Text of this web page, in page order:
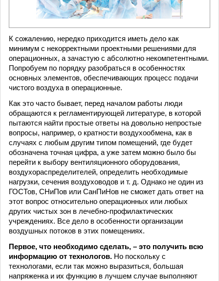
К сожалению, нередко приходится иметь дело как
минимум с некорректными проектными решениями для
операционных, а зачастую с абсолютно некомпетентными.
Попробуем по порядку разобраться в особенностях
основных элементов, обеспечивающих процесс подачи
чистого воздуха в операционные.
Как это часто бывает, перед началом работы люди
обращаются к регламентирующей литературе, в которой
пытаются найти простые ответы на довольно непростые
вопросы, например, о кратности воздухообмена, как в
случаях с любым другим типом помещений, где будет
обозначена точная цифра, а уже затем можно было бы
перейти к выбору вентиляционного оборудования,
воздухораспределителей, определить необходимые
нагрузки, сечения воздуховодов и т. д. Однако не один из
ГОСТов, СНиПов или СанПиНов не сможет дать ответ на
этот вопрос относительно операционных или любых
других чистых зон в лечебно-профилактических
учреждениях. Все дело в особенности организации
воздушных потоков в этих помещениях.
Первое, что необходимо сделать, – это получить всю
информацию от технологов. Но поскольку с
технологами, если так можно выразиться, большая
напряженка и их функцию в лучшем случае выполняют